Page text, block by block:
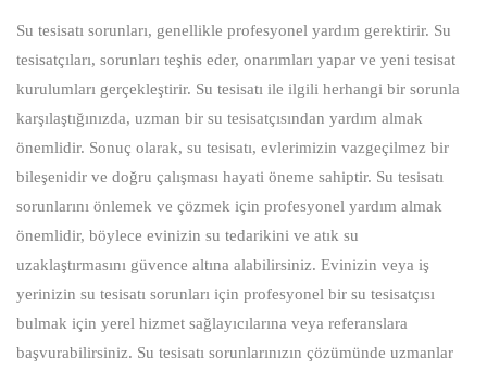
Su tesisatı sorunları, genellikle profesyonel yardım gerektirir. Su
tesisatçıları, sorunları teşhis eder, onarımları yapar ve yeni tesisat
kurulumları gerçekleştirir. Su tesisatı ile ilgili herhangi bir sorunla
karşılaştığınızda, uzman bir su tesisatçısından yardım almak
önemlidir. Sonuç olarak, su tesisatı, evlerimizin vazgeçilmez bir
bileşenidir ve doğru çalışması hayati öneme sahiptir. Su tesisatı
sorunlarını önlemek ve çözmek için profesyonel yardım almak
önemlidir, böylece evinizin su tedarikini ve atık su
uzaklaştırmasını güvence altına alabilirsiniz. Evinizin veya iş
yerinizin su tesisatı sorunları için profesyonel bir su tesisatçısı
bulmak için yerel hizmet sağlayıcılarına veya referanslara
başvurabilirsiniz. Su tesisatı sorunlarınızın çözümünde uzmanlar